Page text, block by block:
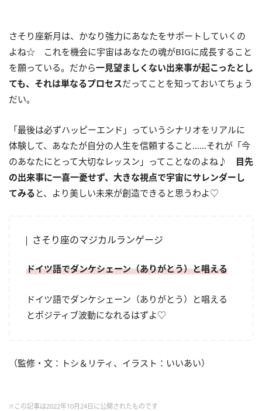
さそり座新月は、かなり強力にあなたをサポートしていくの
よね☆ これを機会に宇宙はあなたの魂がBIGに成長すること
を願っている。だから一見望ましくない出来事が起こったとし
ても、それは単なるプロセスだってことを知っておいてちょう
だい。
「最後は必ずハッピーエンド」っていうシナリオをリアルに
体験して、あなたが自分の人生を信頼すること……それが「今
のあなたにとって大切なレッスン」ってことなのよね♪ 目先
の出来事に一喜一憂せず、大きな視点で宇宙にサレンダーし
てみる と、より美しい未来が創造できると思うわよ♡
さそり座のマジカルランゲージ
ドイツ語でダンケシェーン（ありがとう）と唱える
ドイツ語でダンケシェーン（ありがとう）と唱える
とポジティブ波動になれるはずよ♡
（監修・文：トシ＆リティ、イラスト：いいあい）
※この記事は2022年10月24日に公開されたものです